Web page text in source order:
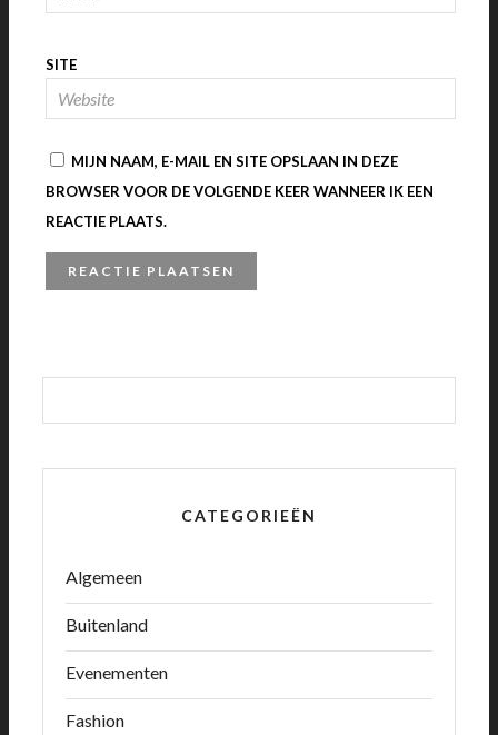
SITE
MIJN NAAM, E-MAIL EN SITE OPSLAAN IN DEZE
BROWSER VOOR DE VOLGENDE KEER WANNEER IK EEN
REACTIE PLAATS.
CATEGORIEËN
Algemeen
Buitenland
Evenementen
Fashion